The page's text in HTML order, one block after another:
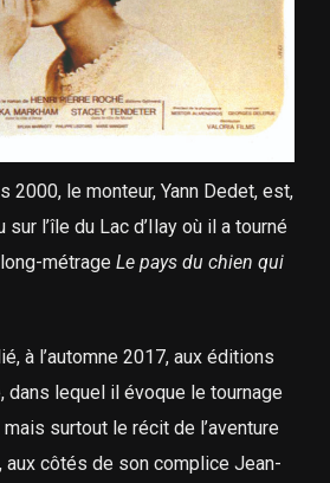
2000, le monteur, Yann Dedet, est,
sur l’île du Lac d’Ilay où il a tourné
métrage Le pays du chien qui
à l’automne 2017, aux éditions
dans lequel il évoque le tournage
mais surtout le récit de l’aventure
aux côtés de son complice Jean-